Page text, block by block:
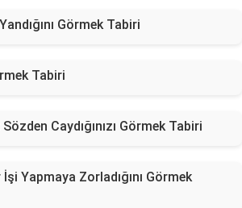
Görmek Tabiri
Tabiri
Caydığınızı Görmek Tabiri
Yapmaya Zorladığını Görmek